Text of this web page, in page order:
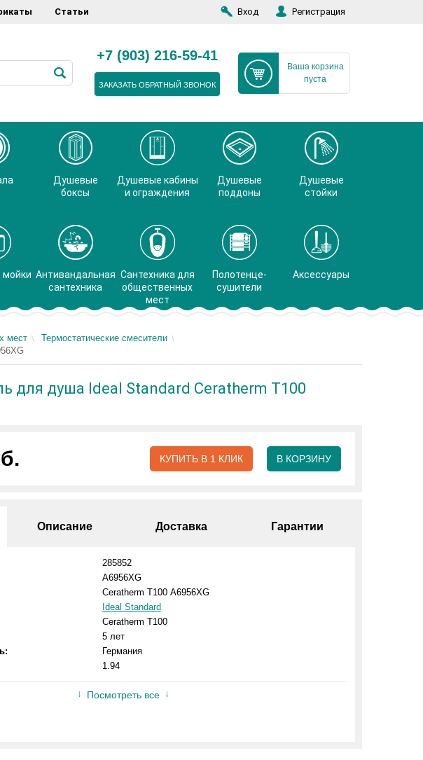
Статьи Вход Регистрация
+7 (903) 216-59-41
ЗАКАЗАТЬ ОБРАТНЫЙ ЗВОНОК
Ваша корзина
пуста
Душевые
боксы
Душевые кабины
и ограждения
Душевые
поддоны
Душевые
стойки
мойки Антивандальная
сантехника
Сантехника для
общественных
мест
Полотенце-
сушители
Аксессуары
мест
Термостатические смесители
для душа Ideal Standard Ceratherm Т100
КУПИТЬ В 1 КЛИК В КОРЗИНУ
Описание Доставка Гарантии
285852
A6956XG
Ceratherm Т100 A6956XG
Ideal Standard
Ceratherm Т100
5 лет
Германия
1.94
Посмотреть все